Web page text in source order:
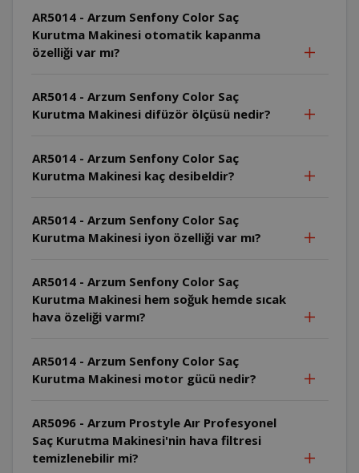
AR5014 - Arzum Senfony Color Saç
Kurutma Makinesi otomatik kapanma
özelliği var mı?
AR5014 - Arzum Senfony Color Saç
Kurutma Makinesi difüzör ölçüsü nedir?
AR5014 - Arzum Senfony Color Saç
Kurutma Makinesi kaç desibeldir?
AR5014 - Arzum Senfony Color Saç
Kurutma Makinesi iyon özelliği var mı?
AR5014 - Arzum Senfony Color Saç
Kurutma Makinesi hem soğuk hemde sıcak
hava özeliği varmı?
AR5014 - Arzum Senfony Color Saç
Kurutma Makinesi motor gücü nedir?
AR5096 - Arzum Prostyle Aır Profesyonel
Saç Kurutma Makinesi'nin hava filtresi
temizlenebilir mi?